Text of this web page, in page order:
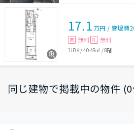
17.1 万円 /管理費
敷 無料 礼 無料
1LDK/40.48㎡ /8階
同じ建物で掲載中の物件